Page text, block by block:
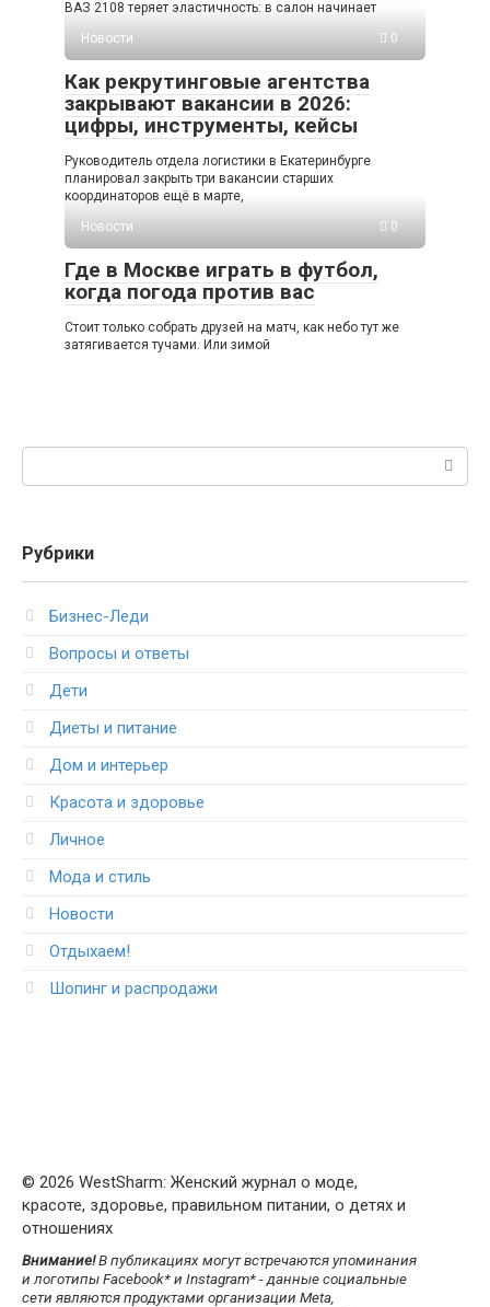
ВАЗ 2108 теряет эластичность: в салон начинает
Новости
0
Как рекрутинговые агентства
закрывают вакансии в 2026:
цифры, инструменты, кейсы
Руководитель отдела логистики в Екатеринбурге
планировал закрыть три вакансии старших
координаторов ещё в марте,
Новости
0
Где в Москве играть в футбол,
когда погода против вас
Стоит только собрать друзей на матч, как небо тут же
затягивается тучами. Или зимой
Рубрики
Бизнес-Леди
Вопросы и ответы
Дети
Диеты и питание
Дом и интерьер
Красота и здоровье
Личное
Мода и стиль
Новости
Отдыхаем!
Шопинг и распродажи
© 2026 WestSharm: Женский журнал о моде,
красоте, здоровье, правильном питании, о детях и
отношениях
Внимание!В публикациях могут встречаются упоминания
и логотипы Facebook* и Instagram* - данные социальные
сети являются продуктами организации Meta,